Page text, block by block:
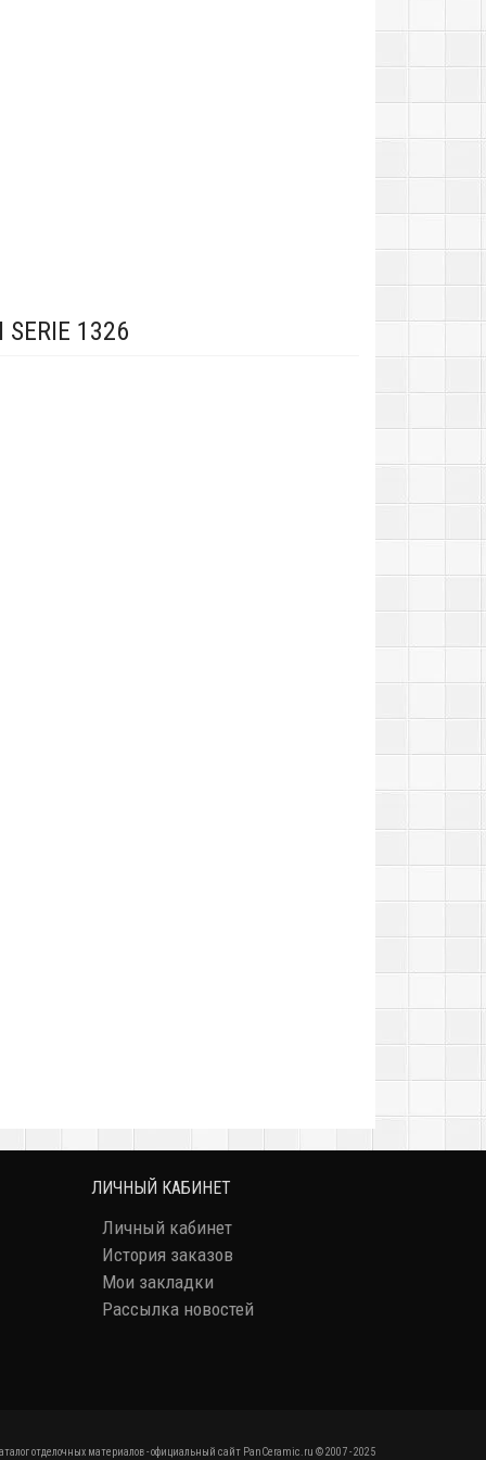
1326
ЛИЧНЫЙ КАБИНЕТ
Личный кабинет
История заказов
Мои закладки
Рассылка новостей
отделочных материалов - официальный сайт PanCeramic.ru © 2007 - 2025